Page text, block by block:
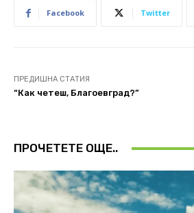
Facebook Twitter
ПРЕДИШНА СТАТИЯ
“Как четеш, Благоевград?”
ПРОЧЕТЕТЕ ОЩЕ..